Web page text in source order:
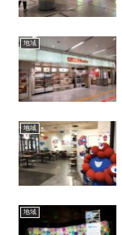
地域
地域
地域